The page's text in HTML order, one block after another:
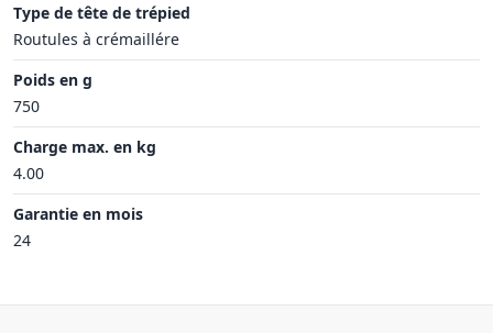
Type de tête de trépied
Routules à crémaillére
Poids en g
750
Charge max. en kg
4.00
Garantie en mois
24